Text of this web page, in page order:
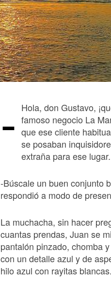
- Hola, don Gustavo,
famoso negocio La
que ese cliente
se posaban
extraña para ese lugar.
-Búscale un buen conjunto
respondió a modo de
La muchacha, sin hacer
cuantas prendas, Juan se
pantalón pinzado, chomba
con un detalle azul y de
hilo azul con rayitas blancas.